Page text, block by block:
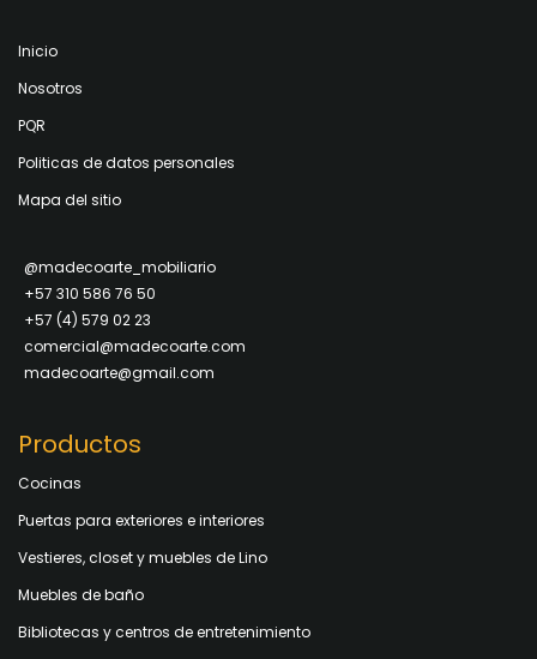
Inicio
Nosotros
PQR
Politicas de datos personales
Mapa del sitio
@madecoarte_mobiliario
+57 310 586 76 50
+57 (4) 579 02 23
comercial@madecoarte.com
madecoarte@gmail.com
Productos
Cocinas
Puertas para exteriores e interiores
Vestieres, closet y muebles de Lino
Muebles de baño
Bibliotecas y centros de entretenimiento